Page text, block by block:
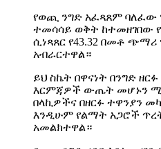
የወጪ ንግድ አፈጻጸም ባለፈው
ተመሳሳይ ወቅት ከተመዘገበው
ሲነጻጸር የ43.32 በመቶ
አብራርተዋል።
ይህ ስኬት በዋናነት በንግድ
እርምጃዎች ውጤት መሆኑን
በላኪዎችና በዘርፉ ተዋንያን
እንዲሁም የልማት አጋሮች
አመልክተዋል።